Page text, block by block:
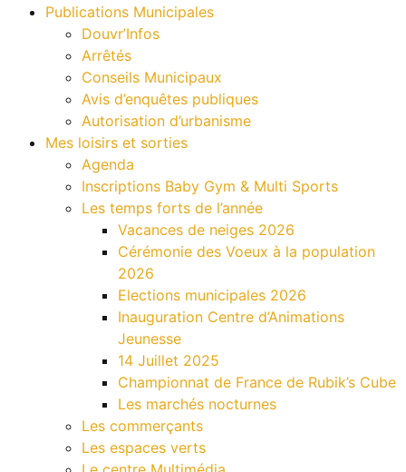
Publications Municipales
Douvr’Infos
Arrêtés
Conseils Municipaux
Avis d’enquêtes publiques
Autorisation d’urbanisme
Mes loisirs et sorties
Agenda
Inscriptions Baby Gym & Multi Sports
Les temps forts de l’année
Vacances de neiges 2026
Cérémonie des Voeux à la population
2026
Elections municipales 2026
Inauguration Centre d’Animations
Jeunesse
14 Juillet 2025
Championnat de France de Rubik’s Cube
Les marchés nocturnes
Les commerçants
Les espaces verts